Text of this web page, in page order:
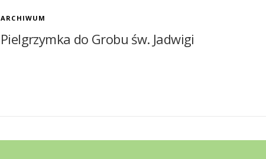
ARCHIWUM
Pielgrzymka do Grobu św. Jadwigi